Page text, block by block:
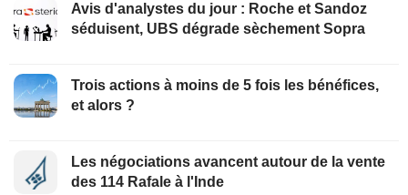
Avis d'analystes du jour : Roche et Sandoz
séduisent, UBS dégrade sèchement Sopra
Trois actions à moins de 5 fois les bénéfices,
et alors ?
Les négociations avancent autour de la vente
des 114 Rafale à l'Inde